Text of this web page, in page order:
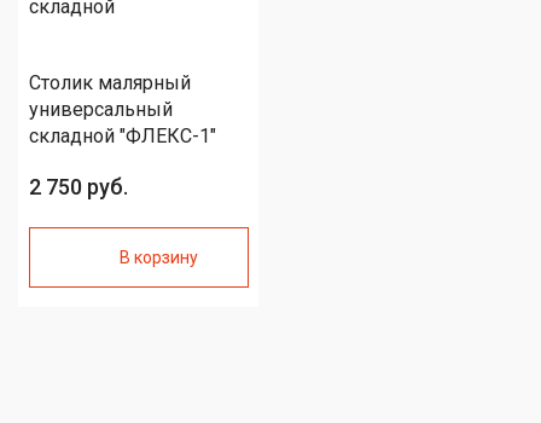
Столик малярный
универсальный
складной "ФЛЕКС-1"
2 750 руб.
В корзину